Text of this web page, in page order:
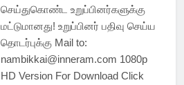
செய்துகொண்ட உறுப்பினர்களுக்கு
மட்டுமானது! உறுப்பினர் பதிவு செய்ய
தொடர்புக்கு Mail to:
nambikkai@inneram.com 1080p
HD Version For Download Click